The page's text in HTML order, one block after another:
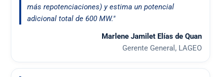
más repotenciaciones) y estima un potencial
adicional total de 600 MW."
Marlene Jamilet Elías de Quan
Gerente General, LAGEO